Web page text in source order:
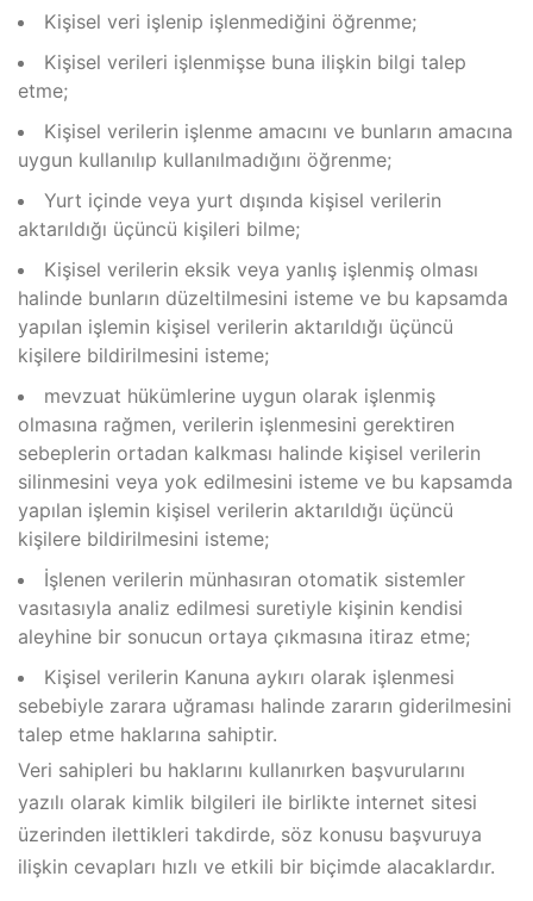
Kişisel veri işlenip işlenmediğini öğrenme;
Kişisel verileri işlenmişse buna ilişkin bilgi talep
etme;
Kişisel verilerin işlenme amacını ve bunların amacına
uygun kullanılıp kullanılmadığını öğrenme;
Yurt içinde veya yurt dışında kişisel verilerin
aktarıldığı üçüncü kişileri bilme;
Kişisel verilerin eksik veya yanlış işlenmiş olması
halinde bunların düzeltilmesini isteme ve bu kapsamda
yapılan işlemin kişisel verilerin aktarıldığı üçüncü
kişilere bildirilmesini isteme;
mevzuat hükümlerine uygun olarak işlenmiş
olmasına rağmen, verilerin işlenmesini gerektiren
sebeplerin ortadan kalkması halinde kişisel verilerin
silinmesini veya yok edilmesini isteme ve bu kapsamda
yapılan işlemin kişisel verilerin aktarıldığı üçüncü
kişilere bildirilmesini isteme;
İşlenen verilerin münhasıran otomatik sistemler
vasıtasıyla analiz edilmesi suretiyle kişinin kendisi
aleyhine bir sonucun ortaya çıkmasına itiraz etme;
Kişisel verilerin Kanuna aykırı olarak işlenmesi
sebebiyle zarara uğraması halinde zararın giderilmesini
talep etme haklarına sahiptir.
Veri sahipleri bu haklarını kullanırken başvurularını
yazılı olarak kimlik bilgileri ile birlikte internet sitesi
üzerinden ilettikleri takdirde, söz konusu başvuruya
ilişkin cevapları hızlı ve etkili bir biçimde alacaklardır.